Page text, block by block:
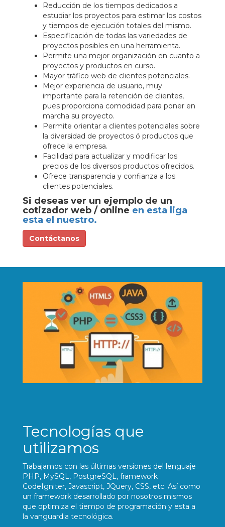
Reducción de los tiempos dedicados a
estudiar los proyectos para estimar los costos
y tiempos de ejecución totales del mismo.
Especificación de todas las variedades de
proyectos posibles en una herramienta.
Permite una mejor organización en cuanto a
proyectos y productos en curso.
Mayor tráfico web de clientes potenciales.
Mejor experiencia de usuario, muy
importante para la retención de clientes,
pues proporciona comodidad para poner en
marcha su proyecto.
Permite orientar a clientes potenciales sobre
la diversidad de proyectos ó productos que
ofrece la empresa.
Facilidad para actualizar y modificar los
precios de los diversos productos ofrecidos.
Ofrece transparencia y confianza a los
clientes potenciales.
Si deseas ver un ejemplo de un
cotizador web / online en esta liga
esta el nuestro.
Contáctanos
Tecnologías que
utilizamos
Trabajamos con las últimas versiones del lenguaje
PHP, MySQL, PostgreSQL, framework
CodeIgniter, Javascript, JQuery, CSS, etc. Así como
un framework desarrollado por nosotros mismos
que optimiza el tiempo de programación y esta a
la vanguardia tecnológica.